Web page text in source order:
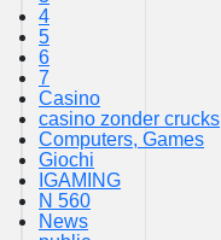
4
5
6
7
Casino
casino zonder crucks
Computers, Games
Giochi
IGAMING
N 560
News